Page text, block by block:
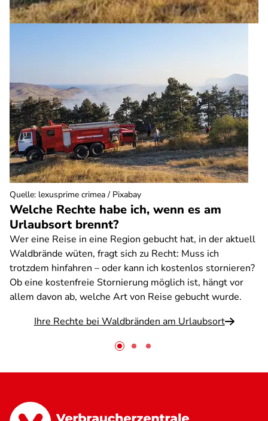
Welche Rechte habe ich, wenn es am
Urlaubsort brennt?
Wer eine Reise in eine Region gebucht hat, in der aktuell
Waldbrände wüten, fragt sich zu Recht: Muss ich
trotzdem hinfahren – oder kann ich kostenlos stornieren?
Ob eine kostenfreie Stornierung möglich ist, hängt vor
allem davon ab, welche Art von Reise gebucht wurde.
Ihre Rechte bei Waldbränden am Urlaubsort
Quelle: lexusprime crimea / Pixabay